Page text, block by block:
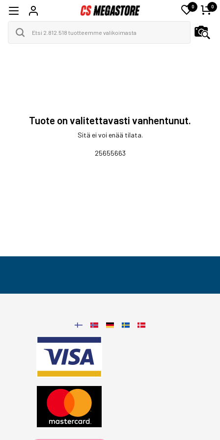
0 0
Tuote on valitettavasti vanhentunut.
Sitä ei voi enää tilata.
25655663